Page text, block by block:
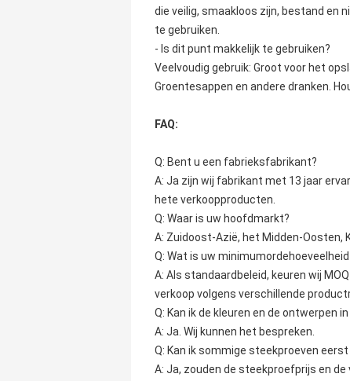
die veilig, smaakloos zijn, bestand en
te gebruiken.
- Is dit punt makkelijk te gebruiken?
Veelvoudig gebruik: Groot voor het
Groentesappen en andere dranken.
FAQ:
Q: Bent u een fabrieksfabrikant?
A: Ja zijn wij fabrikant met 13 jaar
hete verkoopproducten.
Q: Waar is uw hoofdmarkt?
A: Zuidoost-Azië, het Midden-Oosten,
Q: Wat is uw minimumordehoeveelheid
A: Als standaardbeleid, keuren wij
verkoop volgens verschillende
Q: Kan ik de kleuren en de ontwerpen
A: Ja. Wij kunnen het bespreken.
Q: Kan ik sommige steekproeven
A: Ja, zouden de steekproefprijs en